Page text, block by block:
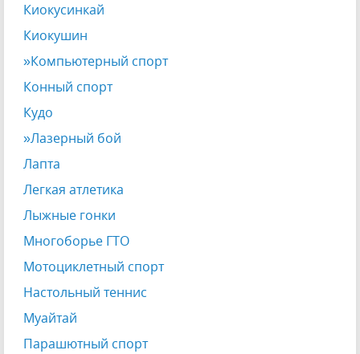
Киокусинкай
Киокушин
»Компьютерный спорт
Конный спорт
Кудо
»Лазерный бой
Лапта
Легкая атлетика
Лыжные гонки
Многоборье ГТО
Мотоциклетный спорт
Настольный теннис
Муайтай
Парашютный спорт